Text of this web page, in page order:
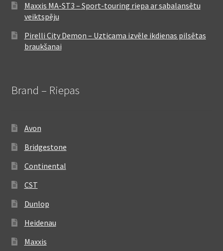
Maxxis MA-ST3 – Sport-touring riepa ar sabalansētu
veiktspēju
Pirelli City Demon – Uzticama izvēle ikdienas pilsētas
braukšanai
Brand – Riepas
Avon
Bridgestone
Continental
CST
Dunlop
Heidenau
Maxxis